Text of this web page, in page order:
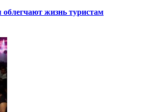
жизнь туристам